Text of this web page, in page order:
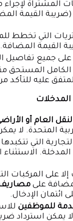
المشتراة
التي تخطط
القيمة المضافة.
جميع تفاصيل
المستحق
المدخلات
العام أو
المتحدة. لا
التي
على المركبات
على
ائتمان الإدخال.
للموظفين
يمكن استرداد